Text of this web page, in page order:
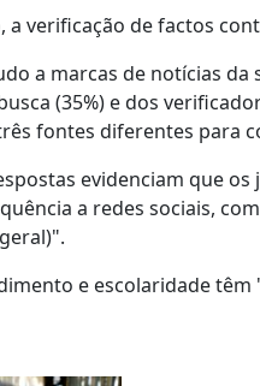
a verificação de factos
a marcas de notícias da
(35%) e dos
fontes diferentes para
evidenciam que
a redes sociais,
e escolaridade